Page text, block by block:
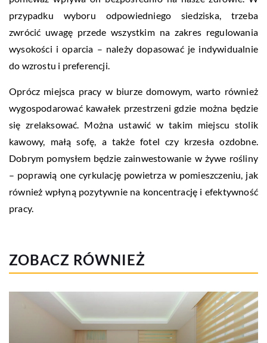
przypadku wyboru odpowiedniego siedziska, trzeba
zwrócić uwagę przede wszystkim na zakres regulowania
wysokości i oparcia – należy dopasować je indywidualnie
do wzrostu i preferencji.
Oprócz miejsca pracy w biurze domowym, warto również
wygospodarować kawałek przestrzeni gdzie można będzie
się zrelaksować. Można ustawić w takim miejscu stolik
kawowy, małą sofę, a także fotel czy krzesła ozdobne.
Dobrym pomysłem będzie zainwestowanie w żywe rośliny
– poprawią one cyrkulację powietrza w pomieszczeniu, jak
również wpłyną pozytywnie na koncentrację i efektywność
pracy.
ZOBACZ RÓWNIEŻ